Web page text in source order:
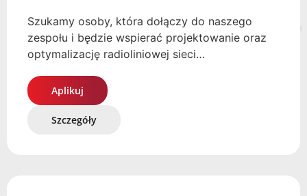
Szukamy osoby, która dołączy do naszego
zespołu i będzie wspierać projektowanie oraz
optymalizację radioliniowej sieci…
Aplikuj
Szczegóły